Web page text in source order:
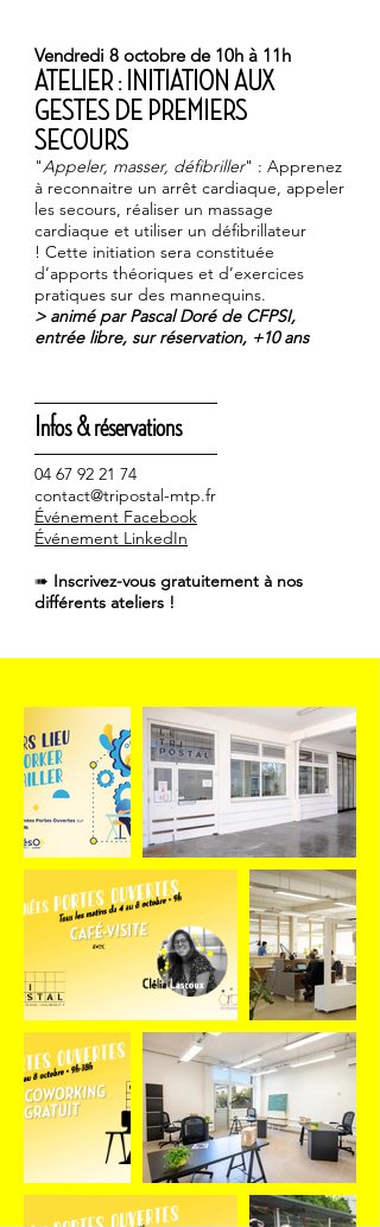
Vendredi 8 octobre de 10h à 11h
ATELIER : INITIATION AUX
GESTES DE PREMIERS
SECOURS
"Appeler, masser, défibriller" : Apprenez
à reconnaitre un arrêt cardiaque, appeler
les secours, réaliser un massage
cardiaque et utiliser un défibrillateur
! Cette initiation sera constituée
d’apports théoriques et d’exercices
pratiques sur des mannequins.
> animé parPascal Doréde CFPSI,
entrée libre, sur réservation, +10 ans
―――――――――――
Infos & réservations
―――――――――――
04 67 92 21 74
contact@tripostal-mtp.fr
Événement Facebook
Événement LinkedIn
➠ Inscrivez-vous gratuitement à nos
différents ateliers !